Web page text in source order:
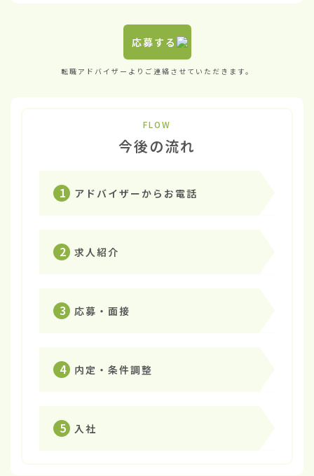
応募する
転職アドバイザーよりご連絡させていただきます。
FLOW
今後の流れ
1 アドバイザーからお電話
2 求人紹介
3 応募・面接
4 内定・条件調整
5 入社